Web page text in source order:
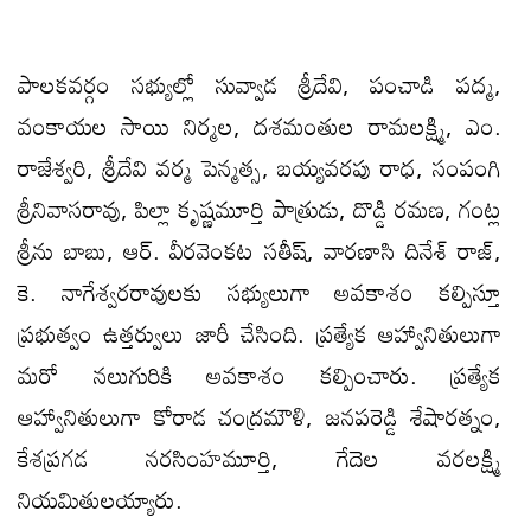
పాలకవర్గం సభ్యుల్లో సువ్వాడ శ్రీదేవి, పంచాడి పద్మ,
వంకాయల సాయి నిర్మల, దశమంతుల రామలక్ష్మి, ఎం.
రాజేశ్వరి, శ్రీదేవి వర్మ పెన్మత్స, బయ్యవరపు రాధ, సంపంగి
శ్రీనివాసరావు, పిల్లా కృష్ణమూర్తి పాత్రుడు, దొడ్డి రమణ, గంట్ల
శ్రీను బాబు, ఆర్. వీరవెంకట సతీష్, వారణాసి దినేశ్ రాజ్,
కె. నాగేశ్వరరావులకు సభ్యులుగా అవకాశం కల్పిస్తూ
ప్రభుత్వం ఉత్తర్వులు జారీ చేసింది. ప్రత్యేక ఆహ్వానితులుగా
మరో నలుగురికి అవకాశం కల్పించారు. ప్రత్యేక
ఆహ్వానితులుగా కోరాడ చంద్రమౌళి, జనపరెడ్డి శేషారత్నం,
కేశప్రగడ నరసింహమూర్తి, గేదెల వరలక్ష్మి
నియమితులయ్యారు.